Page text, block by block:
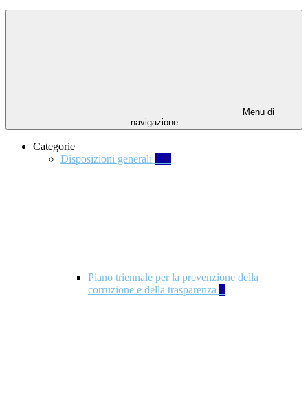
Menu di
navigazione
Categorie
Disposizioni generali 140
Piano triennale per la prevenzione della
corruzione e della trasparenza 4